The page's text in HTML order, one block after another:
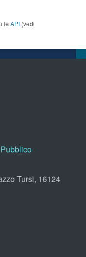
le API (vedi
Tursi, 16124